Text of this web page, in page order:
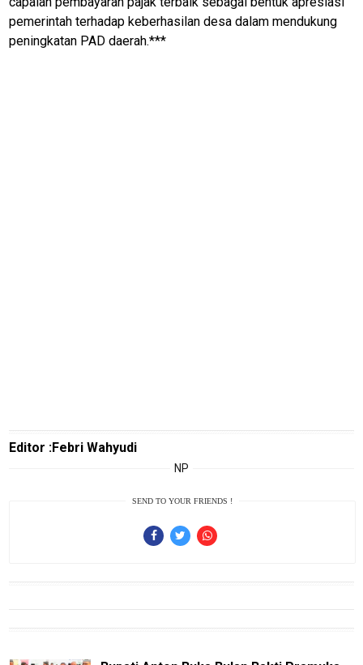
pemerintah terhadap keberhasilan desa dalam mendukung
peningkatan PAD daerah.***
Editor :Febri Wahyudi
NP
SEND TO YOUR FRIENDS !
Pinjol
SourceCode
Techno